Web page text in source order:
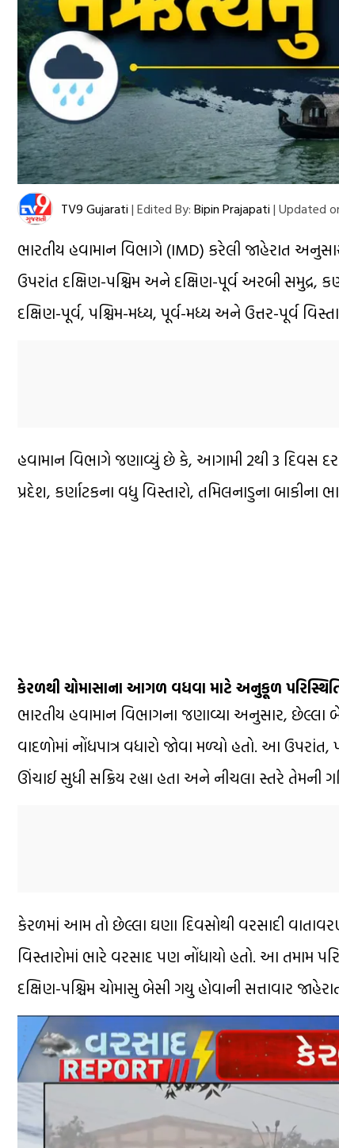
TV9 Gujarati | Edited By: Bipin Prajapati | Updated
ભારતીય હવામાન વિભાગે (IMD) કરેલી જાહેરાત
ઉપરાંત દક્ષિણ-પશ્ચિમ અને દક્ષિણ-પૂર્વ અરબી સમુદ્ર,
દક્ષિણ-પૂર્વ, પશ્ચિમ-મધ્ય, પૂર્વ-મધ્ય અને ઉત્તર-પૂર્વ
હવામાન વિભાગે જણાવ્યું છે કે, આગામી 2થી 3 દિવસ
પ્રદેશ, કર્ણાટકના વધુ વિસ્તારો, તમિલનાડુના બાકીના
કેરળથી ચોમાસાના આગળ વધવા માટે અનુકૂળ
ભારતીય હવામાન વિભાગના જણાવ્યા અનુસાર,
વાદળોમાં નોંધપાત્ર વધારો જોવા મળ્યો હતો. આ
ઊંચાઈ સુધી સક્રિય રહ્યા હતા અને નીચલા સ્તરે તેમની
કેરળમાં આમ તો છેલ્લા ઘણા દિવસોથી વરસાદી
વિસ્તારોમાં ભારે વરસાદ પણ નોંધાયો હતો. આ તમામ
દક્ષિણ-પશ્ચિમ ચોમાસુ બેસી ગયુ હોવાની સત્તાવાર